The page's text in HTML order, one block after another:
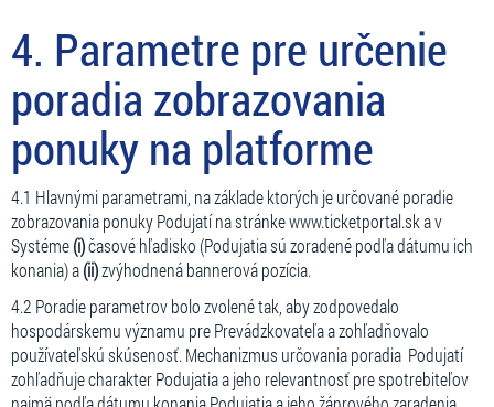
4. Parametre pre určenie
poradia zobrazovania
ponuky na platforme
4.1 Hlavnými parametrami, na základe ktorých je určované poradie
zobrazovania ponuky Podujatí na stránke www.ticketportal.sk a v
Systéme(i)časové hľadisko (Podujatia sú zoradené podľa dátumu ich
konania) a(ii)zvýhodnená bannerová pozícia.
4.2 Poradie parametrov bolo zvolené tak, aby zodpovedalo
hospodárskemu významu pre Prevádzkovateľa a zohľadňovalo
používateľskú skúsenosť. Mechanizmus určovania poradia Podujatí
zohľadňuje charakter Podujatia a jeho relevantnosť pre spotrebiteľov